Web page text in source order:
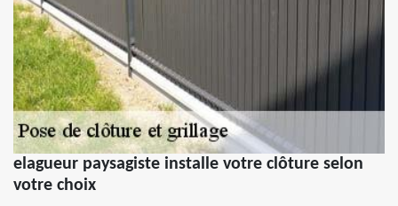
elagueur paysagiste installe votre clôture selon
votre choix